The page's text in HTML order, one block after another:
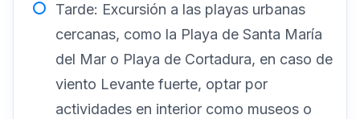
Tarde: Excursión a las playas urbanas
cercanas, como la Playa de Santa María
del Mar o Playa de Cortadura, en caso de
viento Levante fuerte, optar por
actividades en interior como museos o